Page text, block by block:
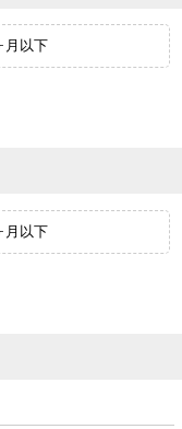
月以下
月以下